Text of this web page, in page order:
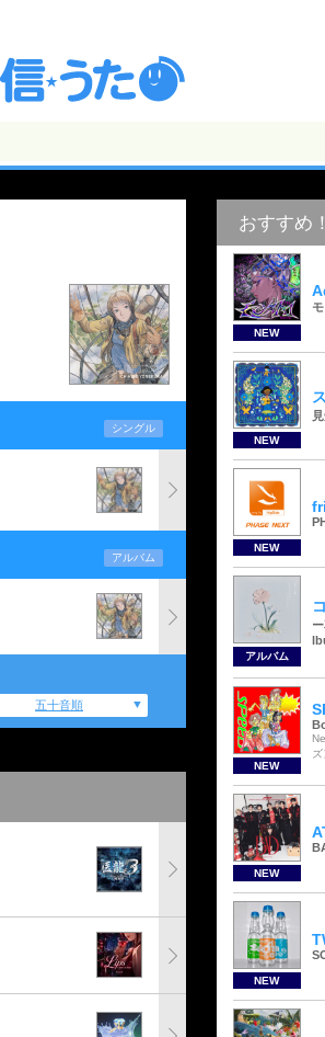
シングル
アルバム
五十音順
おすすめ！
NEW
NEW
NEW
アルバム
NEW
NEW
NEW